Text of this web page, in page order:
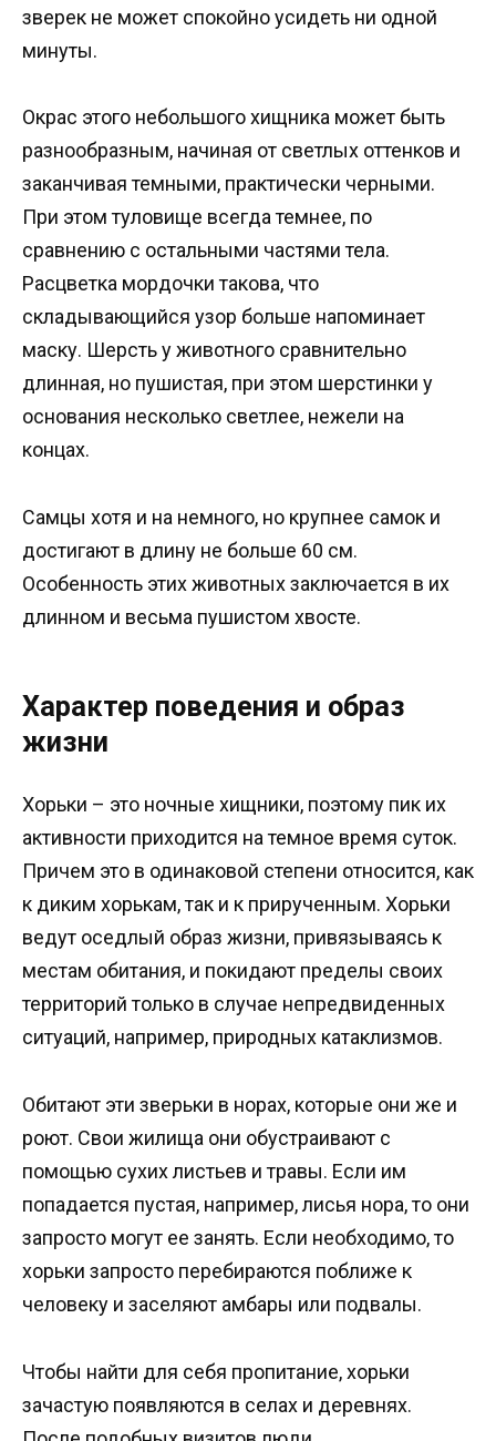
зверек не может спокойно усидеть ни одной
минуты.
Окрас этого небольшого хищника может быть
разнообразным, начиная от светлых оттенков и
заканчивая темными, практически черными.
При этом туловище всегда темнее, по
сравнению с остальными частями тела.
Расцветка мордочки такова, что
складывающийся узор больше напоминает
маску. Шерсть у животного сравнительно
длинная, но пушистая, при этом шерстинки у
основания несколько светлее, нежели на
концах.
Самцы хотя и на немного, но крупнее самок и
достигают в длину не больше 60 см.
Особенность этих животных заключается в их
длинном и весьма пушистом хвосте.
Характер поведения и образ
жизни
Хорьки – это ночные хищники, поэтому пик их
активности приходится на темное время суток.
Причем это в одинаковой степени относится, как
к диким хорькам, так и к прирученным. Хорьки
ведут оседлый образ жизни, привязываясь к
местам обитания, и покидают пределы своих
территорий только в случае непредвиденных
ситуаций, например, природных катаклизмов.
Обитают эти зверьки в норах, которые они же и
роют. Свои жилища они обустраивают с
помощью сухих листьев и травы. Если им
попадается пустая, например, лисья нора, то они
запросто могут ее занять. Если необходимо, то
хорьки запросто перебираются поближе к
человеку и заселяют амбары или подвалы.
Чтобы найти для себя пропитание, хорьки
зачастую появляются в селах и деревнях.